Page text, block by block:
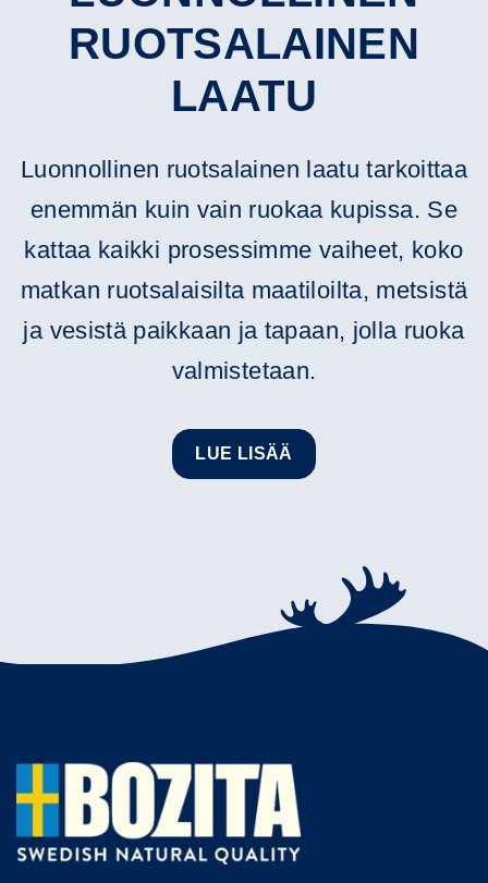
RUOTSALAINEN
LAATU
Luonnollinen ruotsalainen laatu tarkoittaa
enemmän kuin vain ruokaa kupissa. Se
kattaa kaikki prosessimme vaiheet, koko
matkan ruotsalaisilta maatiloilta, metsistä
ja vesistä paikkaan ja tapaan, jolla ruoka
valmistetaan.
LUE LISÄÄ